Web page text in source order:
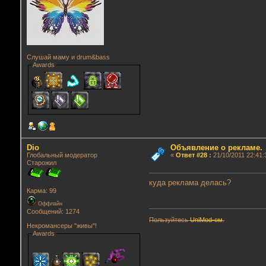
Слушай маму и drum&bass
Awards
Dio
Глобальный модератор
Старожил
Карма: 99
Оффлайн
Сообщений: 1274
Некромансеры "живы"!
Awards
Объявление о рекламе.
« Ответ #28: 21/10/2011
куда реклама делась?
ПользуйтесьUniMod-ом.